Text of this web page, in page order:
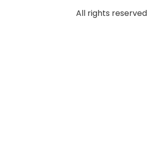
All rights reserved